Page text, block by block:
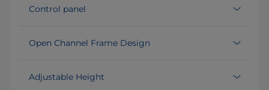
Control panel
Open Channel Frame Design
Adjustable Height